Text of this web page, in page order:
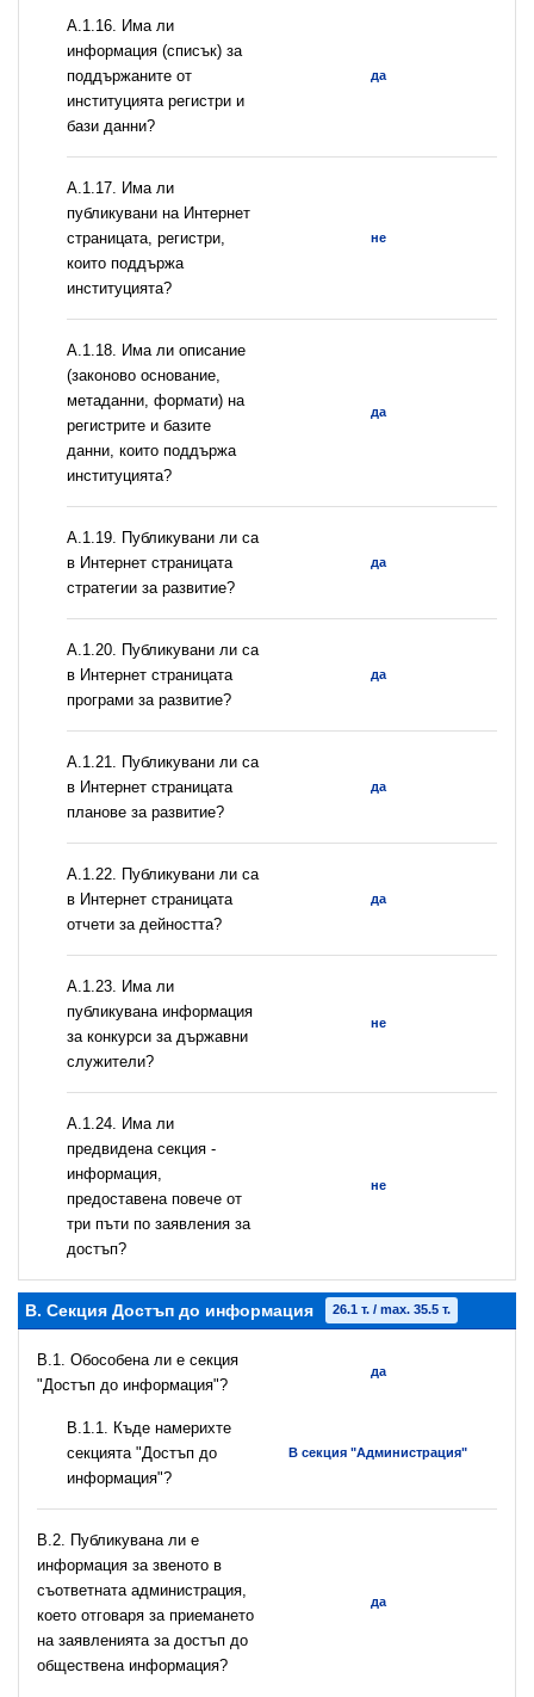
А.1.16. Има ли
информация (списък) за
поддържаните от
институцията регистри и
бази данни?
да
А.1.17. Има ли
публикувани на Интернет
страницата, регистри,
които поддържа
институцията?
не
А.1.18. Има ли описание
(законово основание,
метаданни, формати) на
регистрите и базите
данни, които поддържа
институцията?
да
А.1.19. Публикувани ли са
в Интернет страницата
стратегии за развитие?
да
А.1.20. Публикувани ли са
в Интернет страницата
програми за развитие?
да
А.1.21. Публикувани ли са
в Интернет страницата
планове за развитие?
да
А.1.22. Публикувани ли са
в Интернет страницата
отчети за дейността?
да
А.1.23. Има ли
публикувана информация
за конкурси за държавни
служители?
не
А.1.24. Има ли
предвидена секция -
информация,
предоставена повече от
три пъти по заявления за
достъп?
не
B. Секция Достъп до информация 26.1 т. / max. 35.5 т.
В.1. Обособена ли е секция
"Достъп до информация"?
да
В.1.1. Къде намерихте
секцията "Достъп до
информация"?
В секция "Администрация"
В.2. Публикувана ли е
информация за звеното в
съответната администрация,
което отговаря за приемането
на заявленията за достъп до
обществена информация?
да